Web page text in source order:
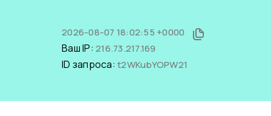
2026-08-07 18:02:55 +0000
Ваш IP: 216.73.217.169
ID запроса: t2WKubYOPW21